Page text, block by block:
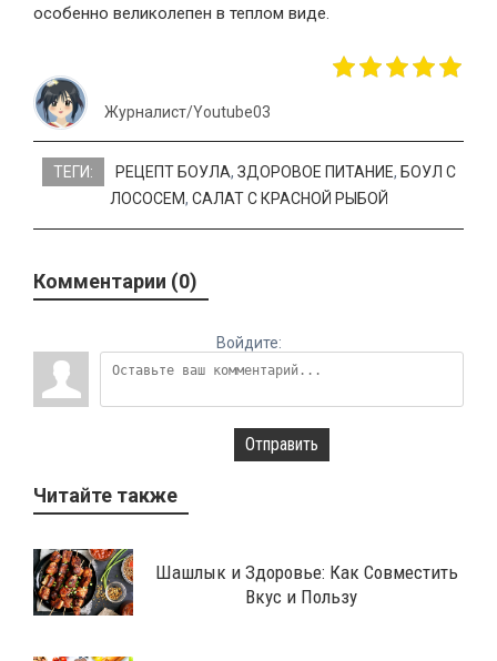
особенно великолепен в теплом виде.
Журналист/Youtube03
ТЕГИ: РЕЦЕПТ БОУЛА, ЗДОРОВОЕ ПИТАНИЕ, БОУЛ С
ЛОСОСЕМ, САЛАТ С КРАСНОЙ РЫБОЙ
Комментарии (0)
Войдите:
Отправить
Читайте также
Шашлык и Здоровье: Как Совместить
Вкус и Пользу